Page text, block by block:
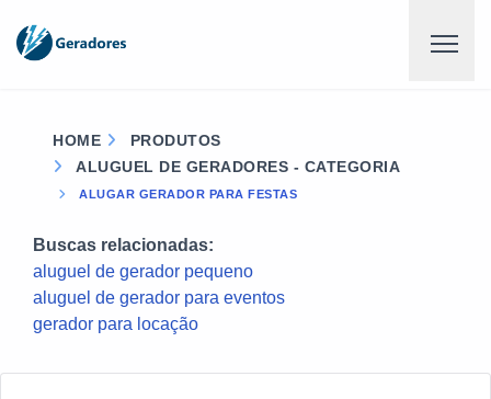
HOME
PRODUTOS
ALUGUEL DE GERADORES - CATEGORIA
ALUGAR GERADOR PARA FESTAS
Buscas relacionadas:
aluguel de gerador pequeno
aluguel de gerador para eventos
gerador para locação